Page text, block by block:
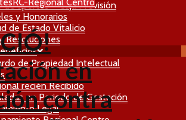
de aportes – Caja Previsión
y Honorarios
de Estado Vitalicio
Resoluciones
de Propiedad Intelectual
recién Recibido
en Periodo de Gestación
Legal
en
contra